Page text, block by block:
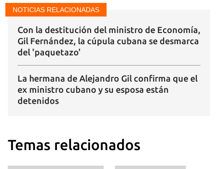
NOTICIAS RELACIONADAS
Con la destitución del ministro de Economía,
Gil Fernández, la cúpula cubana se desmarca
del 'paquetazo'
La hermana de Alejandro Gil confirma que el
ex ministro cubano y su esposa están
detenidos
Temas relacionados